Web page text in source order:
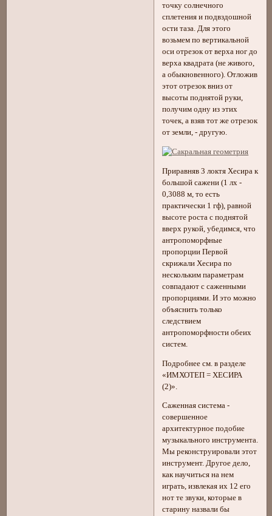
точку солнечного
сплетения и подвздошной
ости таза. Для этого
возьмем по вертикальной
оси отрезок от верха ног до
верха квадрата (не живого,
а обыкновенного). Отложив
этот отрезок вниз от
высоты поднятой руки,
получим одну из этих
точек, а взяв тот же отрезок
от земли, - другую.
Приравняв 3 локтя Хесира к
большой сажени (1 лх -
0,3088 м, то есть
практически 1 гф), равной
высоте роста с поднятой
вверх рукой, убедимся, что
антропоморфные
пропорции Первой
скрижали Хесира по
нескольким параметрам
совпадают с саженными
пропорциями. И это можно
объяснить только
следствием
антропоморфности обеих
систем.
Подробнее см. в разделе
«ИМХОТЕП = ХЕСИРА
(2)».
Саженная система -
совершенное
архитектурное подобие
музыкального инструмента.
Мы реконструировали этот
инструмент. Другое дело,
как научиться на нем
играть, извлекая их 12 его
нот те звуки, которые в
старину назвали бы